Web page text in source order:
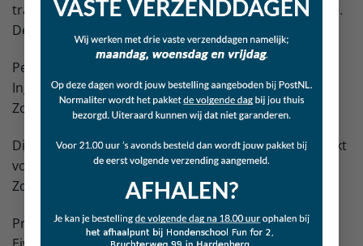
trainingsvoertje, maar ook te geven als tussendoortje.
De rondjes kraakbeen zijn iets lastiger te breken.
Per 135 gram verpakt in een hersluitbare plastic zak.
Ingrediënten: lamslong
Zolang de voorraad strekt.
Dit is geen voer, maar een tussendoortje. Niet geschikt
voor menselijke consumptie.
Zorg altijd voor vers drinkwater.
Productspecificaties